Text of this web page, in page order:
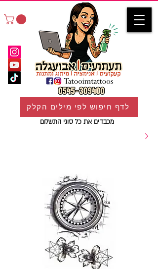
מכבדים את כל סוגי התשלום
לדף חיפוש לפי מילים הקלק